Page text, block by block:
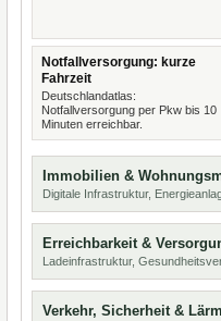
Notfallversorgung: kurze
Fahrzeit
Deutschlandatlas:
Notfallversorgung per Pkw bis 10
Minuten erreichbar.
Immobilien &
Digitale Infrastruktur,
Erreichbarkeit &
Ladeinfrastruktur,
Verkehr, Sicherheit & Lärm